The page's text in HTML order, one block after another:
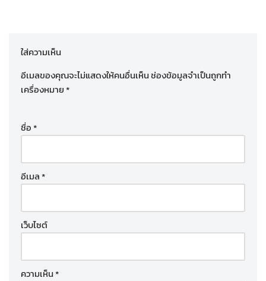
ใส่ความเห็น
อีเมลของคุณจะไม่แสดงให้คนอื่นเห็นช่องข้อมูลจำเป็นถูกทำ
เครื่องหมาย*
ชื่อ*
อีเมล*
เว็บไซต์
ความเห็น*